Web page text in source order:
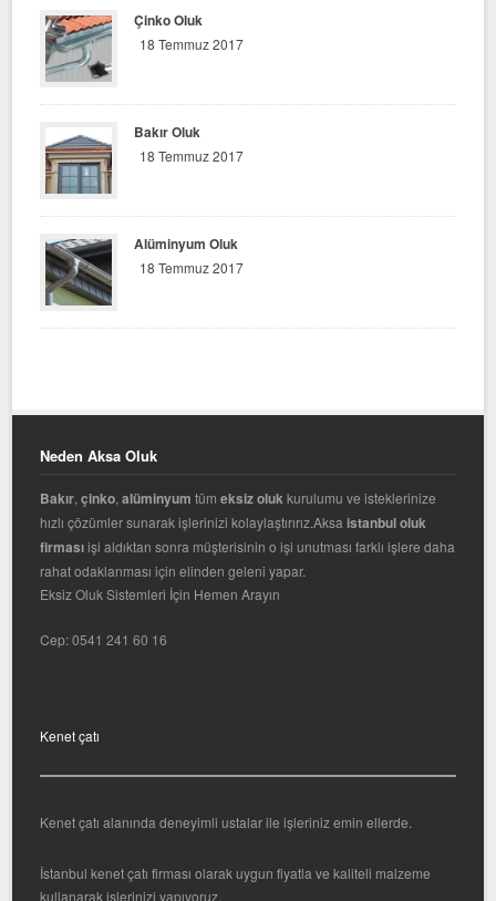
Çinko Oluk
18 Temmuz 2017
Bakır Oluk
18 Temmuz 2017
Alüminyum Oluk
18 Temmuz 2017
Neden Aksa Oluk
Bakır,çinko,alüminyum tümeksiz olukkurulumu ve isteklerinize
hızlı çözümler sunarak işlerinizi kolaylaştırırız.Aksa istanbul oluk
firmasıişi aldıktan sonra müşterisinin o işi unutması farklı işlere daha
rahat odaklanması için elinden geleni yapar.
Eksiz Oluk Sistemleri İçin Hemen Arayın
Cep:0541 241 60 16
Kenet çatı
Kenet çatı alanında deneyimli ustalar ile işleriniz emin ellerde.
İstanbul kenet çatı firması olarak uygun fiyatla ve kaliteli malzeme
kullanarak işlerinizi yapıyoruz.